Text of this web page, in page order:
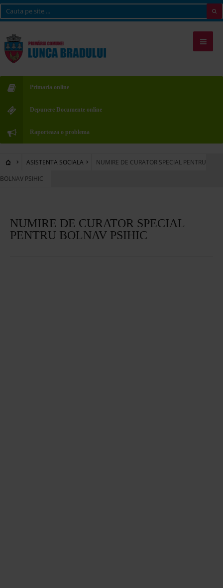
Primaria online
Depunere Documente online
Raporteaza o problema
ASISTENTA SOCIALA
NUMIRE DE CURATOR SPECIAL PENTRU
BOLNAV PSIHIC
NUMIRE DE CURATOR SPECIAL
PENTRU BOLNAV PSIHIC